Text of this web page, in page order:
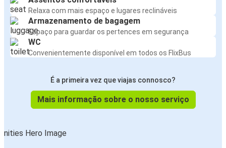
Relaxa com mais espaço e lugares reclináveis
Armazenamento de bagagem
Espaço para guardar os pertences em segurança
WC
Convenientemente disponível em todos os FlixBus
É a primeira vez que viajas connosco?
Mais informação sobre o nosso serviço